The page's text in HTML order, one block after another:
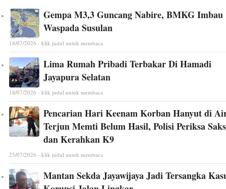
Gempa M3,3 Guncang Nabire, BMKG Imbau
Waspada Susulan
18/07/2026 - klik judul untuk membaca
Lima Rumah Pribadi Terbakar Di Hamadi
Jayapura Selatan
18/07/2026 - klik judul untuk membaca
Pencarian Hari Keenam Korban Hanyut di
Terjun Memti Belum Hasil, Polisi Periksa
dan Kerahkan K9
23/07/2026 - klik judul untuk membaca
Mantan Sekda Jayawijaya Jadi Tersangka